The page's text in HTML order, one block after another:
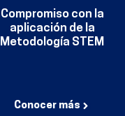
Compromiso con la
aplicación de la
Metodología STEM
Conocer más